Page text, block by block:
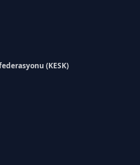
(KESK)